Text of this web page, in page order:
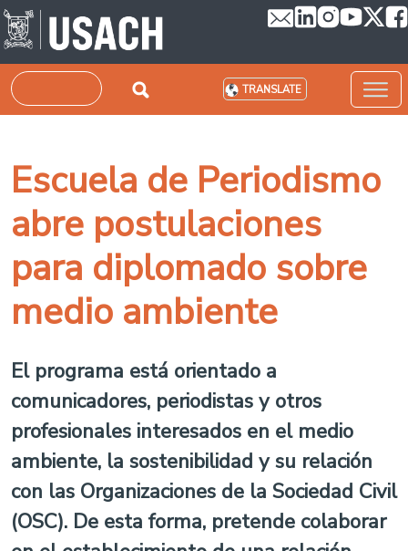
Skip to main content
Search TRANSLATE
Escuela de Periodismo
abre postulaciones
para diplomado sobre
medio ambiente
El programa está orientado a
comunicadores, periodistas y otros
profesionales interesados en el medio
ambiente, la sostenibilidad y su relación
con las Organizaciones de la Sociedad Civil
(OSC). De esta forma, pretende colaborar